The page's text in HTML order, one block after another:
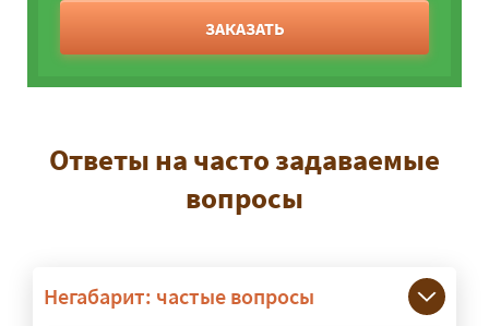
ЗАКАЗАТЬ
Ответы на часто задаваемые
вопросы
Негабарит: частые вопросы